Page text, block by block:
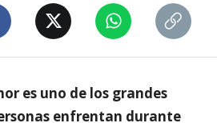
es uno de los grandes
enfrentan durante